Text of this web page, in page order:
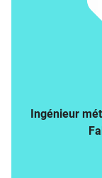
Ingénieur